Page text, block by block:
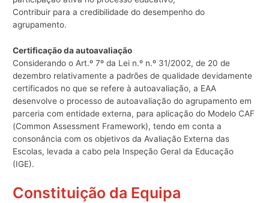
Contribuir para a credibilidade do desempenho do
agrupamento.
Certificação da autoavaliação
Considerando o Art.º 7º da Lei n.º n.º 31/2002, de 20 de
dezembro relativamente a padrões de qualidade devidamente
certificados no que se refere à autoavaliação, a EAA
desenvolve o processo de autoavaliação do agrupamento em
parceria com entidade externa, para aplicação do Modelo CAF
(Common Assessment Framework), tendo em conta a
consonância com os objetivos da Avaliação Externa das
Escolas, levada a cabo pela Inspeção Geral da Educação
(IGE).
Constituição da Equipa